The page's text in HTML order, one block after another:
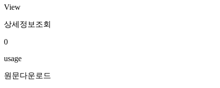
View
상세정보조회
0
usage
원문다운로드